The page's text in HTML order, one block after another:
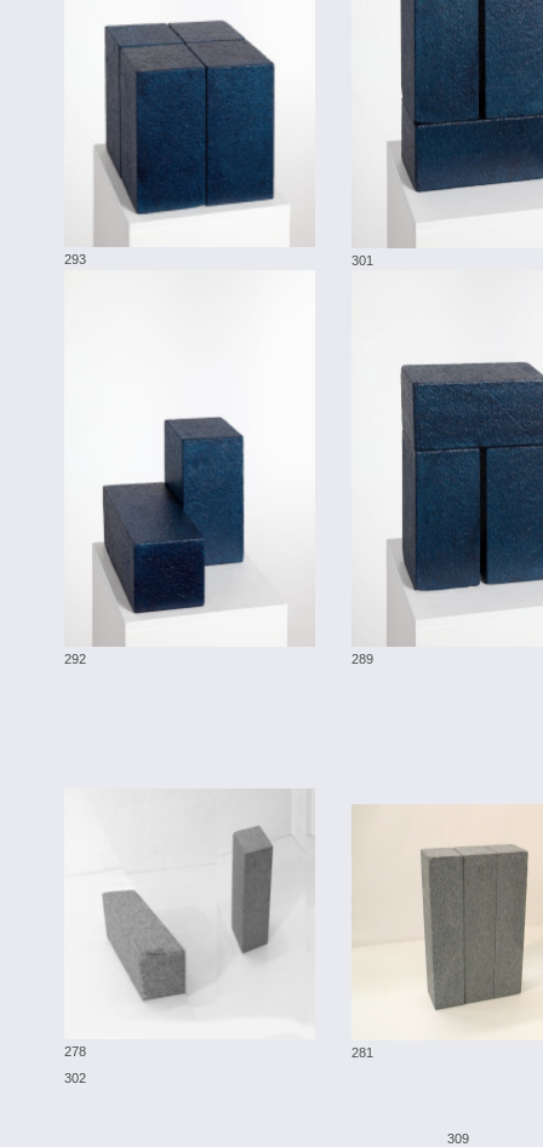
293 301
292 289
278
281
302
309